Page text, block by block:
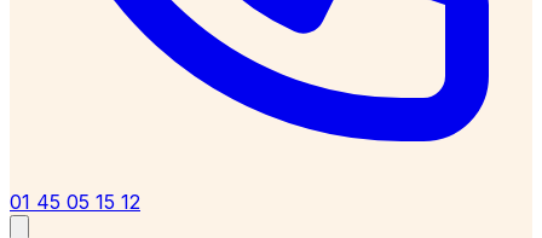
01 45 05 15 12